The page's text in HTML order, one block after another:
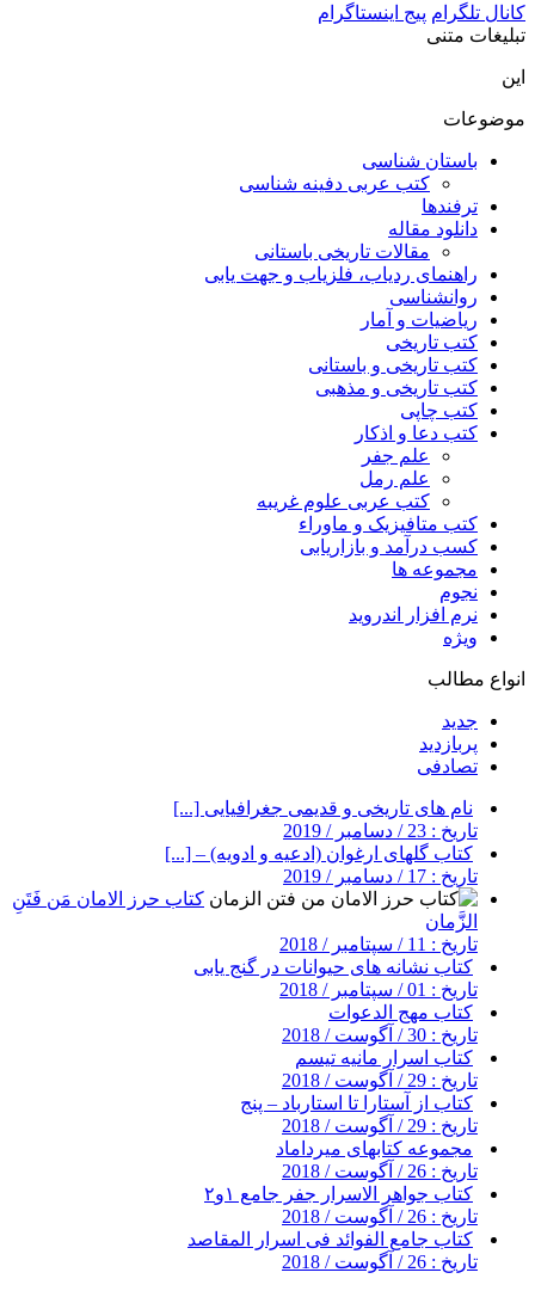
کانال تلگرام پیج اینستاگرام
تبلیغات متنی
این
موضوعات
باستان شناسی
کتب عربی دفینه شناسی
ترفندها
دانلود مقاله
مقالات تاریخی باستانی
راهنمای ردیاب، فلزیاب و جهت یابی
روانشناسی
ریاضیات و آمار
کتب تاریخی
کتب تاریخی و باستانی
کتب تاریخی و مذهبی
کتب چاپی
کتب دعا و اذکار
علم جفر
علم رمل
کتب عربی علوم غریبه
کتب متافیزیک و ماوراء
کسب درآمد و بازاریابی
مجموعه ها
نجوم
نرم افزار اندروید
ویژه
انواع مطالب
جدید
پربازدید
تصادفی
نام های تاریخی و قدیمی جغرافیایی [...]
تاریخ : 23 / دسامبر / 2019
کتاب گلهای ارغوان (ادعیه و ادویه) – [...]
تاریخ : 17 / دسامبر / 2019
کتاب حرز الامان مَن فَتَنِ
الزَّمان
تاریخ : 11 / سپتامبر / 2018
کتاب نشانه های حیوانات در گنج یابی
تاریخ : 01 / سپتامبر / 2018
کتاب مهج الدعوات
تاریخ : 30 / آگوست / 2018
کتاب اسرار مانیه تیسم
تاریخ : 29 / آگوست / 2018
کتاب از آستارا تا استارباد – پنج
تاریخ : 29 / آگوست / 2018
مجموعه کتابهای میرداماد
تاریخ : 26 / آگوست / 2018
کتاب جواهر الاسرار جفر جامع ۱و۲
تاریخ : 26 / آگوست / 2018
کتاب جامع الفوائد فی اسرار المقاصد
تاریخ : 26 / آگوست / 2018